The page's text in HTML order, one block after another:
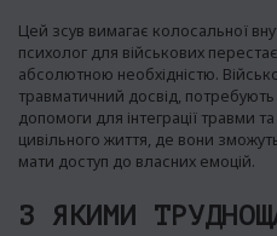
Цей зсув вимагає колосальної
психолог для військових
абсолютною необхідністю.
травматичний досвід, потребують
допомоги для інтеграції травми
цивільного життя, де вони
мати доступ до власних емоцій.
З ЯКИМИ